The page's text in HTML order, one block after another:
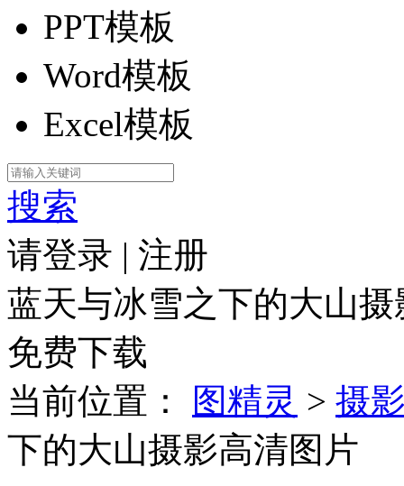
PPT模板
Word模板
Excel模板
搜索
请登录 | 注册
蓝天与冰雪之下的大山
免费下载
当前位置：
图精灵 > 摄
下的大山摄影高清图片